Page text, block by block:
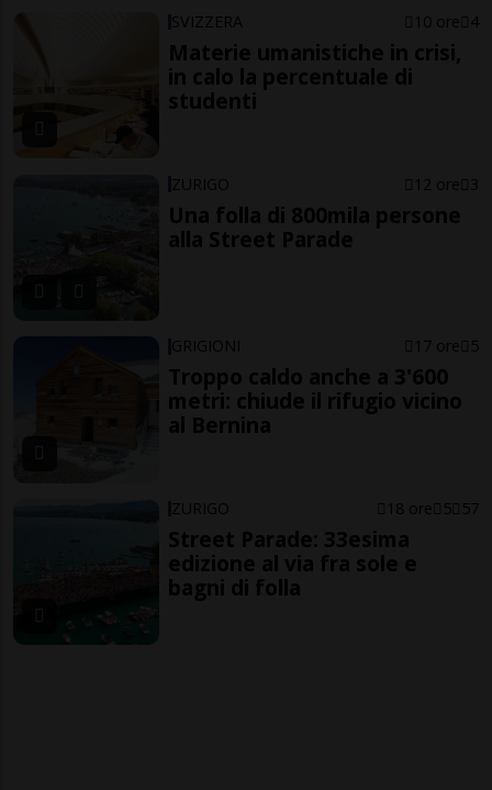
SVIZZERA 10 ore 4
Materie umanistiche in crisi,
in calo la percentuale di
studenti
ZURIGO 12 ore 3
Una folla di 800mila persone
alla Street Parade
GRIGIONI 17 ore 5
Troppo caldo anche a 3'600
metri: chiude il rifugio vicino
al Bernina
ZURIGO 18 ore 5 57
Street Parade: 33esima
edizione al via fra sole e
bagni di folla